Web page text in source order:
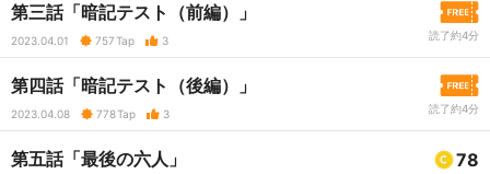
第三話「暗記テスト（前編）」
2023.04.01 757Tap 3 読了約4分
第四話「暗記テスト（後編）」
2023.04.08 778Tap 3 読了約4分
第五話「最後の六人」 78